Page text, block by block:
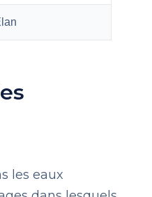
les eaux